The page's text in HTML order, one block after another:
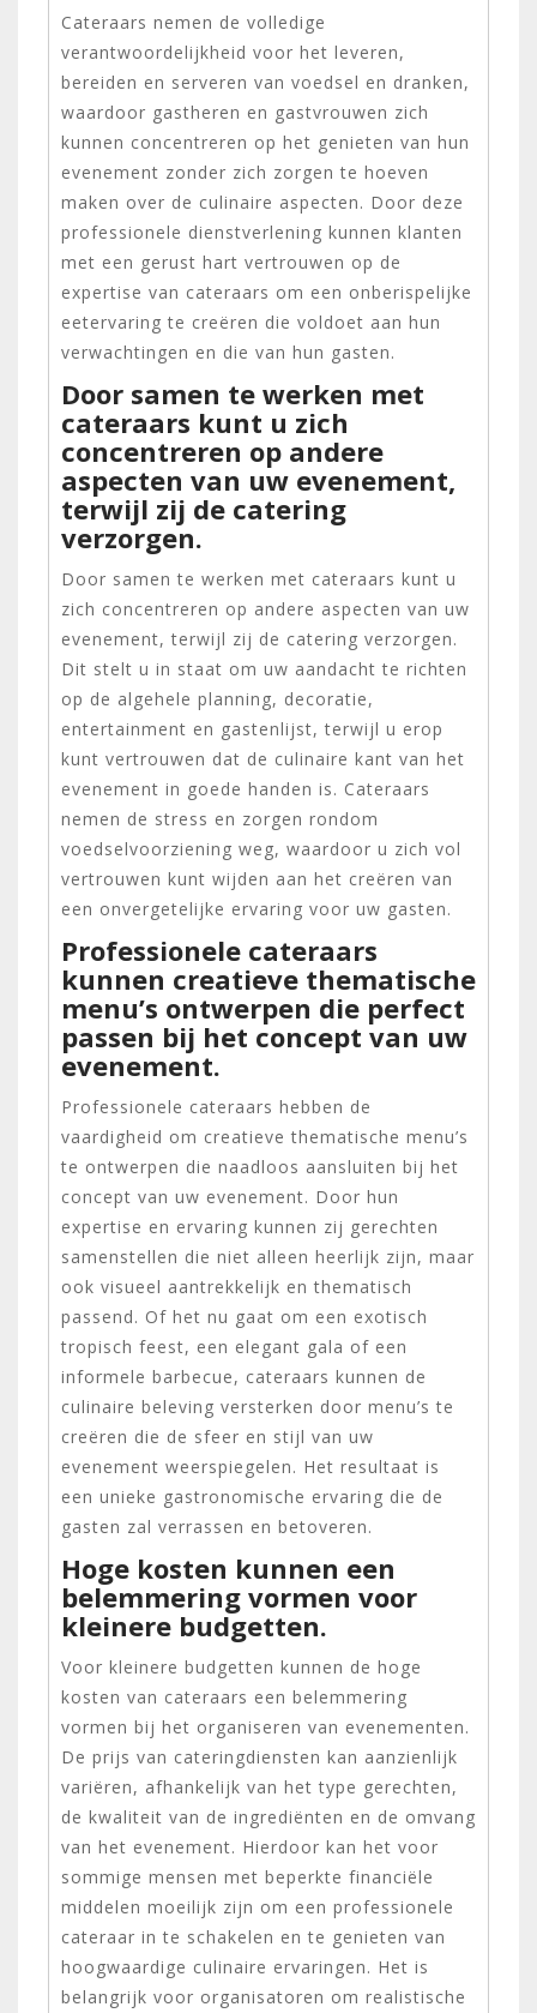
Cateraars nemen de volledige
verantwoordelijkheid voor het leveren,
bereiden en serveren van voedsel en dranken,
waardoor gastheren en gastvrouwen zich
kunnen concentreren op het genieten van hun
evenement zonder zich zorgen te hoeven
maken over de culinaire aspecten. Door deze
professionele dienstverlening kunnen klanten
met een gerust hart vertrouwen op de
expertise van cateraars om een onberispelijke
eetervaring te creëren die voldoet aan hun
verwachtingen en die van hun gasten.
Door samen te werken met
cateraars kunt u zich
concentreren op andere
aspecten van uw evenement,
terwijl zij de catering
verzorgen.
Door samen te werken met cateraars kunt u
zich concentreren op andere aspecten van uw
evenement, terwijl zij de catering verzorgen.
Dit stelt u in staat om uw aandacht te richten
op de algehele planning, decoratie,
entertainment en gastenlijst, terwijl u erop
kunt vertrouwen dat de culinaire kant van het
evenement in goede handen is. Cateraars
nemen de stress en zorgen rondom
voedselvoorziening weg, waardoor u zich vol
vertrouwen kunt wijden aan het creëren van
een onvergetelijke ervaring voor uw gasten.
Professionele cateraars
kunnen creatieve thematische
menu’s ontwerpen die perfect
passen bij het concept van uw
evenement.
Professionele cateraars hebben de
vaardigheid om creatieve thematische menu’s
te ontwerpen die naadloos aansluiten bij het
concept van uw evenement. Door hun
expertise en ervaring kunnen zij gerechten
samenstellen die niet alleen heerlijk zijn, maar
ook visueel aantrekkelijk en thematisch
passend. Of het nu gaat om een exotisch
tropisch feest, een elegant gala of een
informele barbecue, cateraars kunnen de
culinaire beleving versterken door menu’s te
creëren die de sfeer en stijl van uw
evenement weerspiegelen. Het resultaat is
een unieke gastronomische ervaring die de
gasten zal verrassen en betoveren.
Hoge kosten kunnen een
belemmering vormen voor
kleinere budgetten.
Voor kleinere budgetten kunnen de hoge
kosten van cateraars een belemmering
vormen bij het organiseren van evenementen.
De prijs van cateringdiensten kan aanzienlijk
variëren, afhankelijk van het type gerechten,
de kwaliteit van de ingrediënten en de omvang
van het evenement. Hierdoor kan het voor
sommige mensen met beperkte financiële
middelen moeilijk zijn om een professionele
cateraar in te schakelen en te genieten van
hoogwaardige culinaire ervaringen. Het is
belangrijk voor organisatoren om realistische